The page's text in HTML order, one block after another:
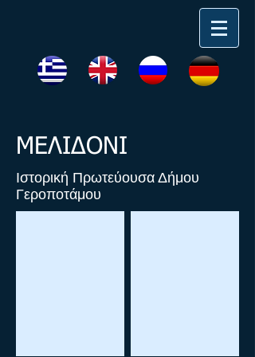
ΜΕΛΙΔΟΝΙ
Ιστορική Πρωτεύουσα Δήμου
Γεροποτάμου